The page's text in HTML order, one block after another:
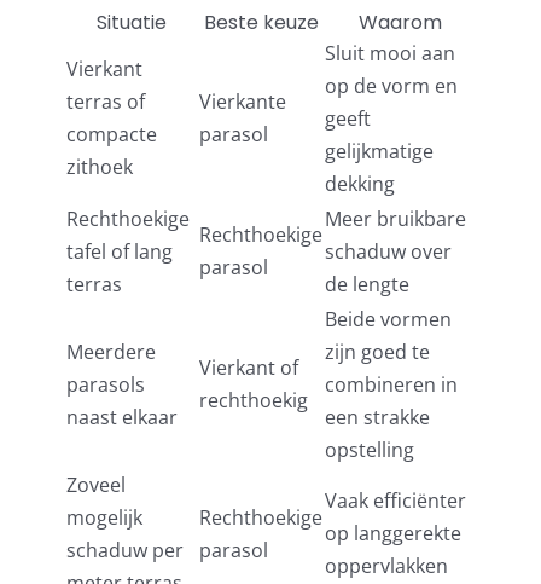
Situatie Beste keuze Waarom
Vierkant
terras of
compacte
zithoek
Vierkante
parasol
Sluit mooi aan
op de vorm en
geeft
gelijkmatige
dekking
Rechthoekige
tafel of lang
terras
Rechthoekige
parasol
Meer bruikbare
schaduw over
de lengte
Meerdere
parasols
naast elkaar
Vierkant of
rechthoekig
Beide vormen
zijn goed te
combineren in
een strakke
opstelling
Zoveel
mogelijk
schaduw per
Rechthoekige
parasol
Vaak efficiënter
op langgerekte
oppervlakken